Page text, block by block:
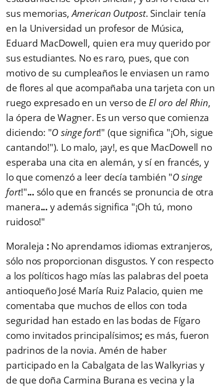
sus memorias,American Outpost. Sinclair tenía
en la Universidad un profesor de Música,
Eduard MacDowell, quien era muy querido por
sus estudiantes. No es raro, pues, que con
motivo de su cumpleaños le enviasen un ramo
de flores al que acompañaba una tarjeta con un
ruego expresado en un verso de El oro del Rhin,
la ópera de Wagner. Es un verso que comienza
diciendo: "O singe fort!" (que significa "¡Oh, sigue
cantando!"). Lo malo, ¡ay!, es que MacDowell no
esperaba una cita en alemán, y sí en francés, y
lo que comenzó a leer decía también "O singe
fort!"...sólo que en francés se pronuncia de otra
manera...y además significa "¡Oh tú, mono
ruidoso!"
Moraleja :No aprendamos idiomas extranjeros,
sólo nos proporcionan disgustos. Y con respecto
a los políticos hago mías las palabras del poeta
antioqueño José María Ruiz Palacio, quien me
comentaba que muchos de ellos con toda
seguridad han estado en las bodas de Fígaro
como invitados principalísimos; es más, fueron
padrinos de la novia. Amén de haber
participado en la Cabalgata de las Walkyrias y
de que doña Carmina Burana es vecina y la